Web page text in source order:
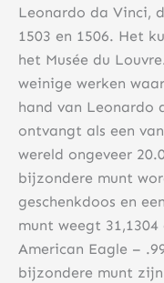
Leonardo da Vinci,
1503 en 1506. Het
het Musée du
weinige werken
hand van Leonardo
ontvangt als een
wereld ongeveer
bijzondere munt
geschenkdoos en
munt weegt
American Eagle –
bijzondere munt